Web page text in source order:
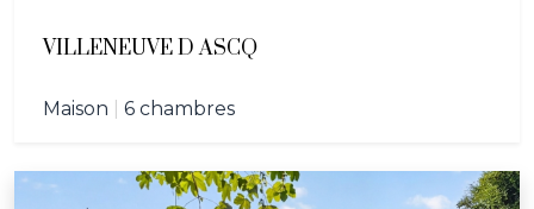
VILLENEUVE D ASCQ
Maison 6 chambres